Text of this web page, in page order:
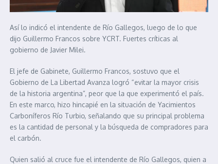
Así lo indicó el intendente de Río Gallegos, luego de lo que
dijo Guillermo Francos sobre YCRT. Fuertes críticas al
gobierno de Javier Milei.
El jefe de Gabinete, Guillermo Francos, sostuvo que el
Gobierno de La Libertad Avanza logró “evitar la mayor crisis
de la historia argentina”, peor que la que experimentó el país.
En este marco, hizo hincapié en la situación de Yacimientos
Carboníferos Río Turbio, señalando que su principal problema
es la cantidad de personal y la búsqueda de compradores para
el carbón.
Quien salió al cruce fue el intendente de Río Gallegos, quien a